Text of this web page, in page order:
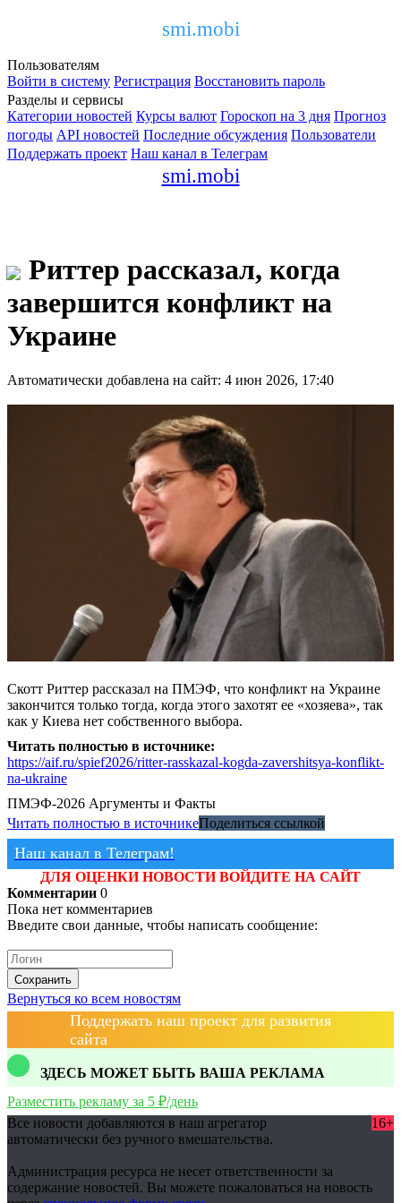
smi.mobi
Пользователям
Войти в систему Регистрация Восстановить пароль
Разделы и сервисы
Категории новостей Курсы валют Гороскоп на 3 дня Прогноз
погоды API новостей Последние обсуждения Пользователи
Поддержать проект Наш канал в Телеграм
smi.mobi
Риттер рассказал, когда
завершится конфликт на
Украине
Автоматически добавлена на сайт: 4 июн 2026, 17:40
Скотт Риттер рассказал на ПМЭФ, что конфликт на Украине
закончится только тогда, когда этого захотят ее «хозяева», так
как у Киева нет собственного выбора.
Читать полностью в источнике:
https://aif.ru/spief2026/ritter-rasskazal-kogda-zavershitsya-konflikt-
na-ukraine
ПМЭФ-2026 Аргументы и Факты
Читать полностью в источникеПоделиться ссылкой
Наш канал в Телеграм!
ДЛЯ ОЦЕНКИ НОВОСТИ ВОЙДИТЕ НА САЙТ
Комментарии 0
Пока нет комментариев
Введите свои данные, чтобы написать сообщение:
Сохранить
Вернуться ко всем новостям
Поддержать наш проект для развития
сайта
ЗДЕСЬ МОЖЕТ БЫТЬ ВАША РЕКЛАМА
Разместить рекламу за 5 ₽/день
Все новости добавляются в наш агрегатор
автоматически без ручного вмешательства.
16+
Администрация ресурса не несет ответственности за
содержание новостей. Вы можете пожаловаться на новость